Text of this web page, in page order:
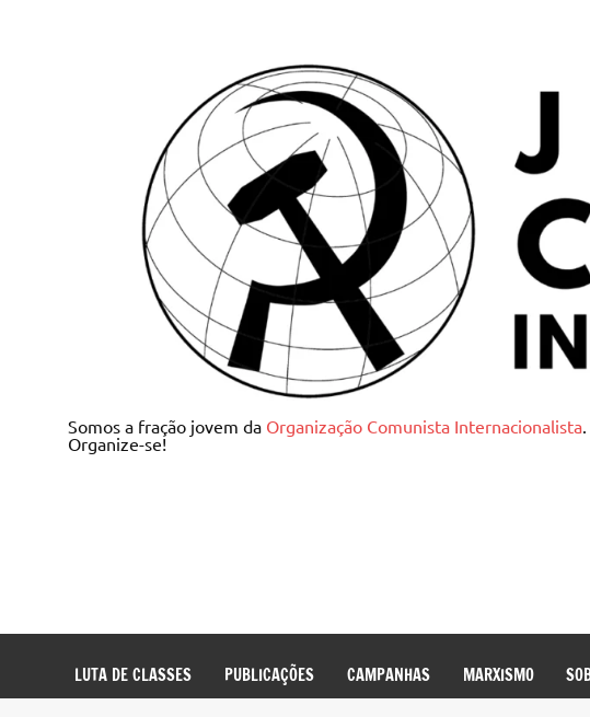
Juventude Comunista
Somos a fração jovem da Organização Comunista Internacionalista.
Organize-se!
LUTA DE CLASSES PUBLICAÇÕES CAMPANHAS MARXISMO